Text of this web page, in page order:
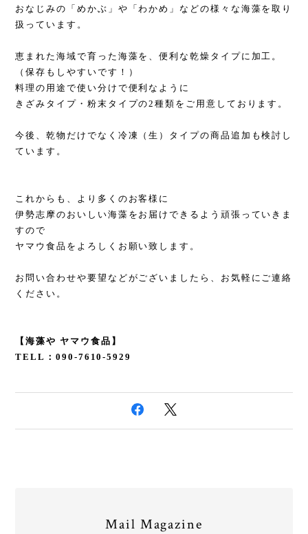
おなじみの「めかぶ」や「わかめ」などの様々な海藻を取り
扱っています。
恵まれた海域で育った海藻を、便利な乾燥タイプに加工。
（保存もしやすいです！）
料理の用途で使い分けで便利なように
きざみタイプ・粉末タイプの2種類をご用意しております。
今後、乾物だけでなく冷凍（生）タイプの商品追加も検討し
ています。
これからも、より多くのお客様に
伊勢志摩のおいしい海藻をお届けできるよう頑張っていきま
すので
ヤマウ食品をよろしくお願い致します。
お問い合わせや要望などがございましたら、お気軽にご連絡
ください。
【海藻や ヤマウ食品】
TELL：090-7610-5929
Mail Magazine